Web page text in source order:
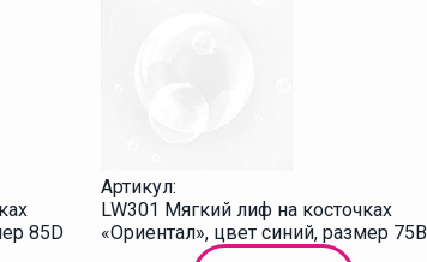
85D
Артикул:
LW301 Мягкий лиф на косточках
«Ориентал», цвет синий, размер 75B